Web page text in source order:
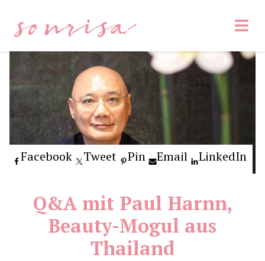
sonrisa
Facebook Tweet Pin Email LinkedIn
Q&A mit Paul Harnn,
Beauty-Mogul aus
Thailand